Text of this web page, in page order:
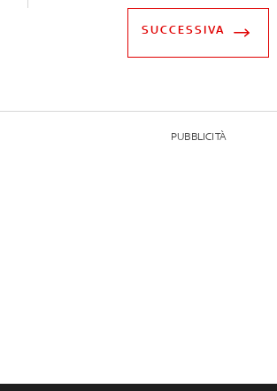
SUCCESSIVA
PUBBLICITÀ